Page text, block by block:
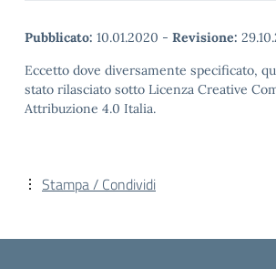
Pubblicato: 10.01.2020 - Revisione:
Eccetto dove diversamente specificato,
stato rilasciato sotto Licenza Creative
Attribuzione 4.0 Italia.
Stampa / Condividi